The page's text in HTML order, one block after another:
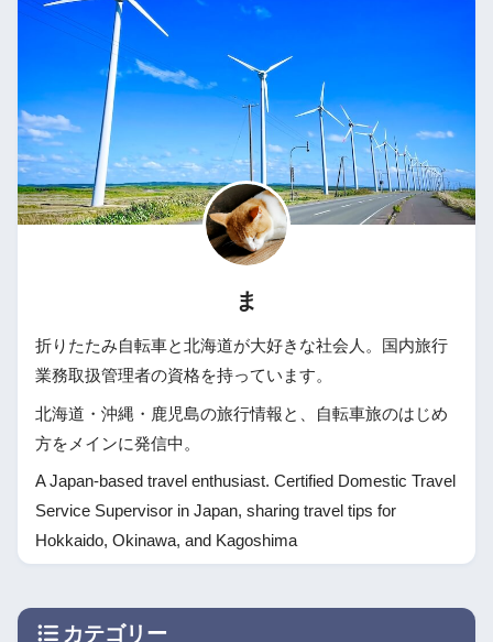
ま
折りたたみ自転車と北海道が大好きな社会人。国内旅行
業務取扱管理者の資格を持っています。
北海道・沖縄・鹿児島の旅行情報と、自転車旅のはじめ
方をメインに発信中。
A Japan-based travel enthusiast. Certified Domestic Travel
Service Supervisor in Japan, sharing travel tips for
Hokkaido, Okinawa, and Kagoshima
カテゴリー